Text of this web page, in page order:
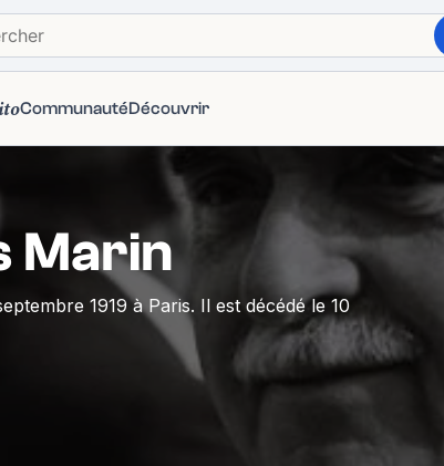
CommunautéDécouvrir
Marin
1919 à Paris. Il est décédé le 10